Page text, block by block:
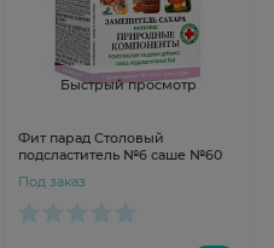
Быстрый просмотр
Фит парад Столовый
подсластитель №6 саше №60
Под заказ